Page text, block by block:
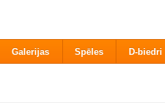
Galerijas Spēles D-biedri